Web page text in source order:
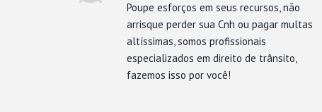
Poupe esforços em seus recursos, não
arrisque perder sua Cnh ou pagar multas
altíssimas, somos profissionais
especializados em direito de trânsito,
fazemos isso por você!